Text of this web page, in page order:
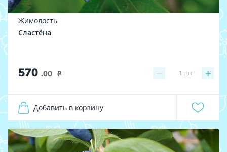
Жимолость
Сластёна
570 .00 i − +
1 шт
Добавить в корзину